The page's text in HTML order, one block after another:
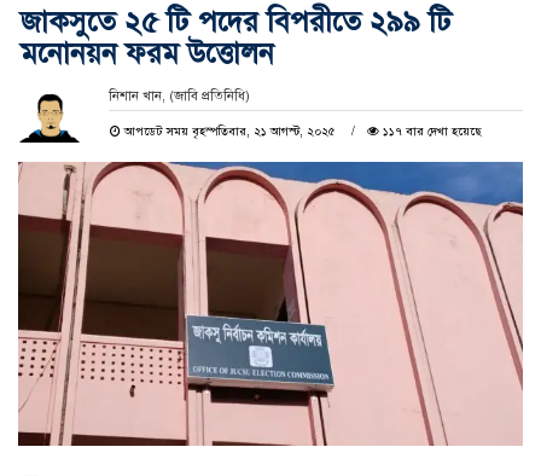
জাকসুতে ২৫ টি পদের বিপরীতে ২৯৯ টি
মনোনয়ন ফরম উত্তোলন
নিশান খান, (জাবি প্রতিনিধি)
আপডেট সময় বৃহস্পতিবার, ২১ আগস্ট, ২০২৫ ১১৭ বার দেখা হয়েছে